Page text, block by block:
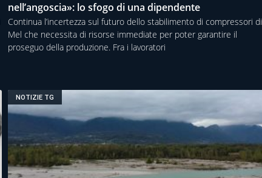
nell’angoscia»: lo sfogo di una dipendente
Continua l’incertezza sul futuro dello stabilimento di compressori di
Mel che necessita di risorse immediate per poter garantire il
proseguo della produzione. Fra i lavoratori
NOTIZIE TG